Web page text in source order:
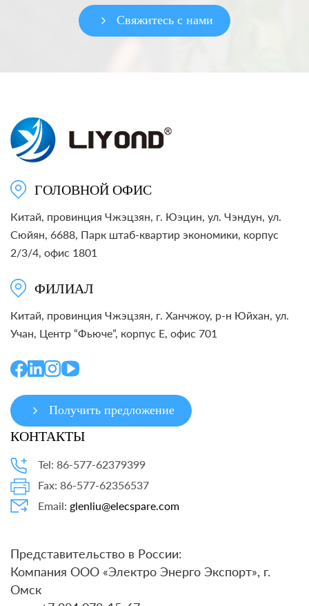
Свяжитесь с нами
ГОЛОВНОЙ ОФИС
Китай, провинция Чжэцзян, г. Юэцин, ул. Чэндун, ул.
Сюйян, 6688, Парк штаб-квартир экономики, корпус
2/3/4, офис 1801
ФИЛИАЛ
Китай, провинция Чжэцзян, г. Ханчжоу, р-н Юйхан, ул.
Учан, Центр “Фьюче”, корпус E, офис 701
Получить предложение
КОНТАКТЫ
Tel: 86-577-62379399
Fax: 86-577-62356537
Email: glenliu@elecspare.com
Представительство в России:
Компания ООО «Электро Энерго Экспорт», г.
Омск